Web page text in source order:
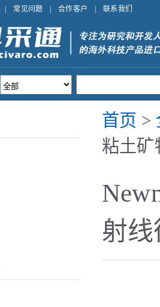
常见问题 合作客户 联系我们
首页 >
粘土矿
射